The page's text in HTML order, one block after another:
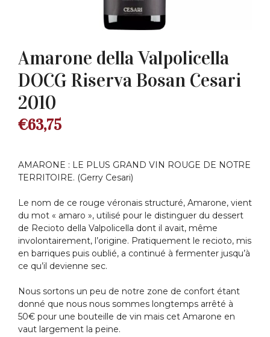
Amarone della Valpolicella
DOCG Riserva Bosan Cesari
2010
€63,75
AMARONE : LE PLUS GRAND VIN ROUGE DE NOTRE
TERRITOIRE. (Gerry Cesari)
Le nom de ce rouge véronais structuré, Amarone, vient
du mot « amaro », utilisé pour le distinguer du dessert
de Recioto della Valpolicella dont il avait, même
involontairement, l’origine. Pratiquement le recioto, mis
en barriques puis oublié, a continué à fermenter jusqu’à
ce qu’il devienne sec.
Nous sortons un peu de notre zone de confort étant
donné que nous nous sommes longtemps arrêté à
50€ pour une bouteille de vin mais cet Amarone en
vaut largement la peine.